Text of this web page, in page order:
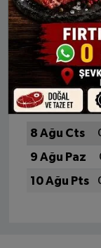
8 Ağu Cts
9 Ağu Paz
10 Ağu Pts